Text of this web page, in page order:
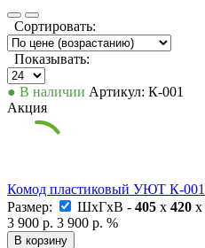
Сортировать:
Показывать:
● В наличии Артикул: К-001
Акция
Комод пластиковый УЮТ К-001
Размер:
ШxГxВ - 405 x 420 x
3 900 р. 3 900 р. %
В корзину